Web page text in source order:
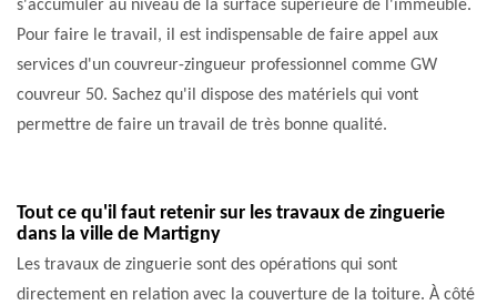
s'accumuler au niveau de la surface supérieure de l'immeuble.
Pour faire le travail, il est indispensable de faire appel aux
services d'un couvreur-zingueur professionnel comme GW
couvreur 50. Sachez qu'il dispose des matériels qui vont
permettre de faire un travail de très bonne qualité.
Tout ce qu'il faut retenir sur les travaux de zinguerie
dans la ville de Martigny
Les travaux de zinguerie sont des opérations qui sont
directement en relation avec la couverture de la toiture. À côté